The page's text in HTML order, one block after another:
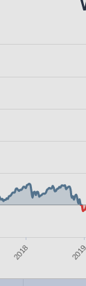
2018 2019